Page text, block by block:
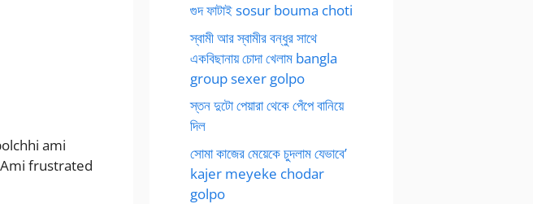
ami
frustrated
গুদ ফাটাই sosur bouma choti
স্বামী আর স্বামীর বন্ধুর সাথে
একবিছানায় চোদা খেলাম bangla
group sexer golpo
স্তন দুটো পেয়ারা থেকে পেঁপে বানিয়ে
দিল
সোমা কাজের মেয়েকে চুদলাম যেভাবে’
kajer meyeke chodar
golpo